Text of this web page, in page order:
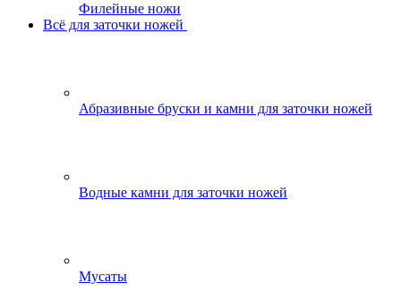
Филейные ножи
Всё для заточки ножей
Абразивные бруски и камни для заточки ножей
Водные камни для заточки ножей
Мусаты